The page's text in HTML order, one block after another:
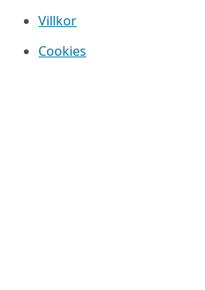
Villkor
Cookies